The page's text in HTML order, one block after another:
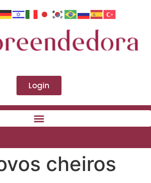
Login
cheiros